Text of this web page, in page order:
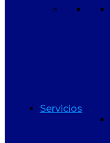
Servicios